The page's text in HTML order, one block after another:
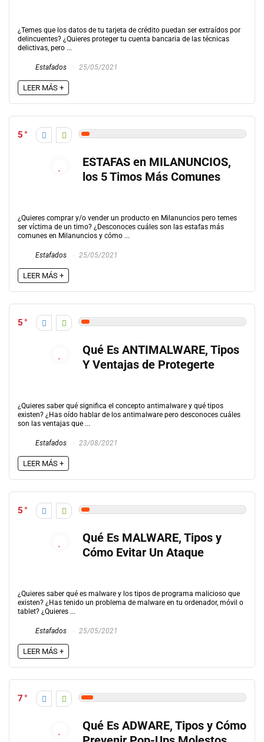
¿Temes que los datos de tu tarjeta de crédito puedan ser extraídos por
delincuentes? ¿Quieres proteger tu cuenta bancaria de las técnicas
delictivas, pero ...
Estafados 25/05/2021
LEER MÁS +
5
ESTAFAS en MILANUNCIOS,
los 5 Timos Más Comunes
¿Quieres comprar y/o vender un producto en Milanuncios pero temes
ser víctima de un timo? ¿Desconoces cuáles son las estafas más
comunes en Milanuncios y cómo ...
Estafados 25/05/2021
LEER MÁS +
5
Qué Es ANTIMALWARE, Tipos
Y Ventajas de Protegerte
¿Quieres saber qué significa el concepto antimalware y qué tipos
existen? ¿Has oído hablar de los antimalware pero desconoces cuáles
son las ventajas que ...
Estafados 23/08/2021
LEER MÁS +
5
Qué Es MALWARE, Tipos y
Cómo Evitar Un Ataque
¿Quieres saber qué es malware y los tipos de programa malicioso que
existen? ¿Has tenido un problema de malware en tu ordenador, móvil o
tablet? ¿Quieres ...
Estafados 25/05/2021
LEER MÁS +
7
Qué Es ADWARE, Tipos y Cómo